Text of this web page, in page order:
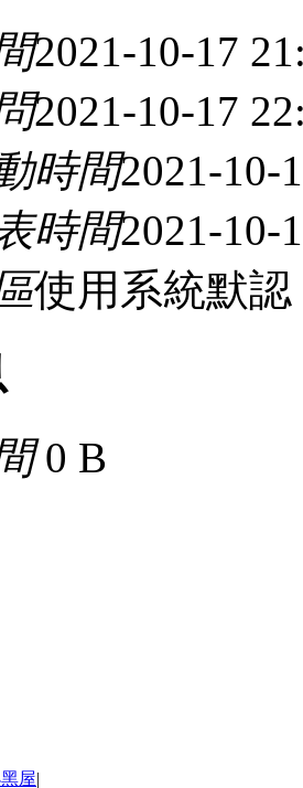
2021-10-17
2021-10-17
時間2021-10-
時間2021-10-
使用系統默認
0 B
屋|